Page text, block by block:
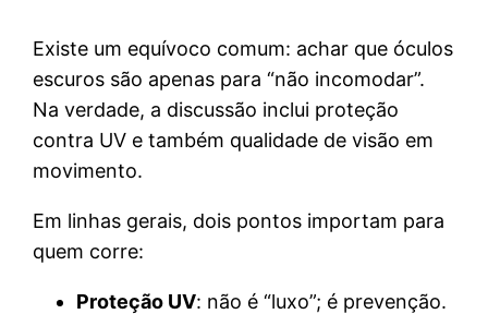
Existe um equívoco comum: achar que óculos
escuros são apenas para “não incomodar”.
Na verdade, a discussão inclui proteção
contra UV e também qualidade de visão em
movimento.
Em linhas gerais, dois pontos importam para
quem corre:
Proteção UV: não é “luxo”; é prevenção.